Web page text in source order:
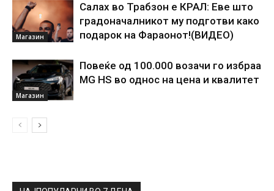
Магазин
Салах во Трабзон е КРАЛ: Еве што
градоначалникот му подготви како
подарок на Фараонот!(ВИДЕО)
Магазин
Повеќе од 100.000 возачи го избраа
MG HS во однос на цена и квалитет